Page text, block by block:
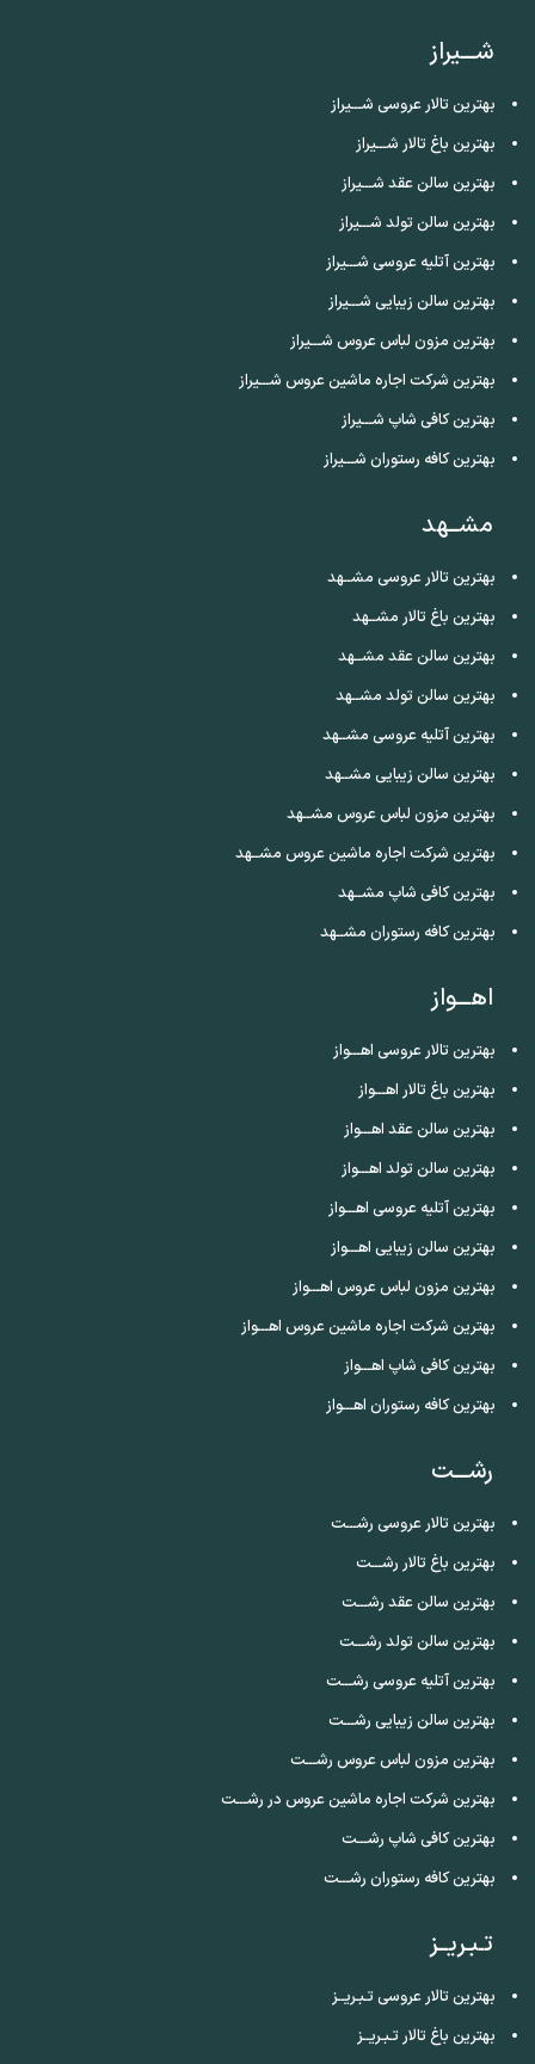
شـــیراز
بهترین تالار عروسی شـــیراز
بهترین باغ تالار شـــیراز
بهترین سالن عقد شـــیراز
بهترین سالن تولد شـــیراز
بهترین آتلیه عروسی شـــیراز
بهترین سالن زیبایی شـــیراز
بهترین مزون لباس عروس شـــیراز
بهترین شرکت اجاره ماشین عروس شـــیراز
بهترین کافی شاپ شـــیراز
بهترین کافه رستوران شـــیراز
مشــهد
بهترین تالار عروسی مشــهد
بهترین باغ تالار مشــهد
بهترین سالن عقد مشــهد
بهترین سالن تولد مشــهد
بهترین آتلیه عروسی مشــهد
بهترین سالن زیبایی مشــهد
بهترین مزون لباس عروس مشــهد
بهترین شرکت اجاره ماشین عروس مشــهد
بهترین کافی شاپ مشــهد
بهترین کافه رستوران مشــهد
اهـــواز
بهترین تالار عروسی اهـــواز
بهترین باغ تالار اهـــواز
بهترین سالن عقد اهـــواز
بهترین سالن تولد اهـــواز
بهترین آتلیه عروسی اهـــواز
بهترین سالن زیبایی اهـــواز
بهترین مزون لباس عروس اهـــواز
بهترین شرکت اجاره ماشین عروس اهـــواز
بهترین کافی شاپ اهـــواز
بهترین کافه رستوران اهـــواز
رشـــت
بهترین تالار عروسی رشـــت
بهترین باغ تالار رشـــت
بهترین سالن عقد رشـــت
بهترین سالن تولد رشـــت
بهترین آتلیه عروسی رشـــت
بهترین سالن زیبایی رشـــت
بهترین مزون لباس عروس رشـــت
بهترین شرکت اجاره ماشین عروس در رشـــت
بهترین کافی شاپ رشـــت
بهترین کافه رستوران رشـــت
تـبـریــز
بهترین تالار عروسی تـبـریــز
بهترین باغ تالار تـبـریــز